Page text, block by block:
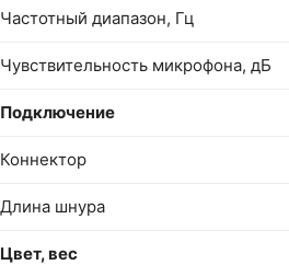
Частотный диапазон, Гц
Чувствительность микрофона, дБ
Подключение
Коннектор
Длина шнура
Цвет, вес